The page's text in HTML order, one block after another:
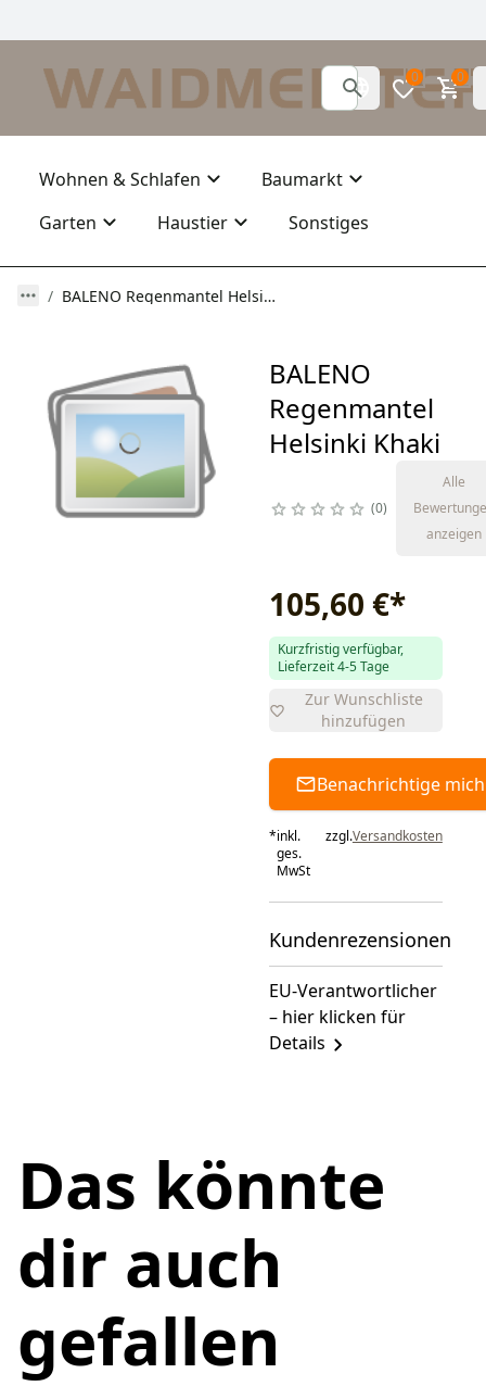
0 0
Wohnen & Schlafen
Baumarkt
Garten
Haustier Sonstiges
BALENO Regenmantel Helsinki Khaki
BALENO
Regenmantel
Helsinki Khaki
0
Alle
anzeigen
105,60 €*
Kurzfristig verfügbar,
Lieferzeit 4-5 Tage
Zur Wunschliste
hinzufügen
Benachrichtige mich
*inkl.
ges.
MwSt
zzgl.Versandkosten
Kundenrezensionen
EU-Verantwortlicher
– hier klicken für
Details
Das könnte
dir auch
gefallen